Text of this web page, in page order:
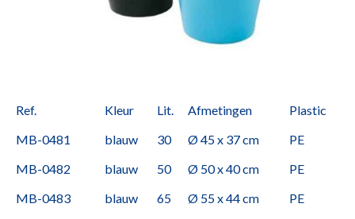
Ref. Kleur Lit. Afmetingen
Plastic
MB-0481
blauw 30 Ø 45 x 37 cm
PE
MB-0482
blauw 50 Ø 50 x 40 cm
PE
MB-0483
blauw 65 Ø 55 x 44 cm
PE